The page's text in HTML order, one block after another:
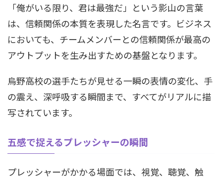
「俺がいる限り、君は最強だ」という影山の言葉
は、信頼関係の本質を表現した名言です。ビジネス
においても、チームメンバーとの信頼関係が最高の
アウトプットを生み出すための基盤となります。
烏野高校の選手たちが見せる一瞬の表情の変化、手
の震え、深呼吸する瞬間まで、すべてがリアルに描
写されています。
五感で捉えるプレッシャーの瞬間
プレッシャーがかかる場面では、視覚、聴覚、触